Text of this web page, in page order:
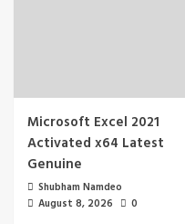
Microsoft Excel 2021
Activated x64 Latest
Genuine
Shubham Namdeo
August 8, 2026
0